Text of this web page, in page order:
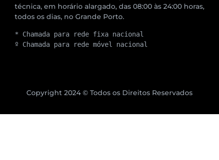
técnica, em horário alargado, das 08:00 às 24:00 horas,
todos os dias, no Grande Porto.
* Chamada para rede fixa nacional
º Chamada para rede móvel nacional
Copyright 2024 © Todos os Direitos Reservados